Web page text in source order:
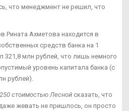
что менеджмент не решил, что
Рината Ахметова находится в
средств банка на 1
321,8 млн рублей, что лишь немного
уровень капитала банка (с
рублей).
стоимостью Лесной сказать, что
жевать не пришлось, он просто